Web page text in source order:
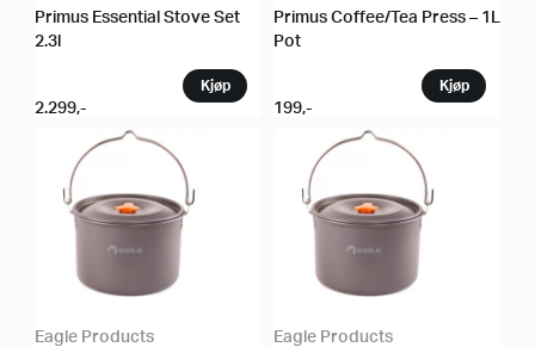
Primus Essential Stove Set
2.3l
2.299,-
Primus Coffee/Tea Press – 1L
Pot
199,-
Eagle Products
Eagle Products